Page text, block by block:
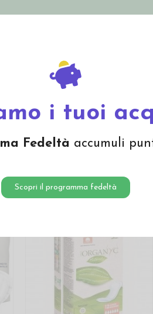
i tuoi
Fedeltà accumuli
Scopri il programma fedeltà
Offerte